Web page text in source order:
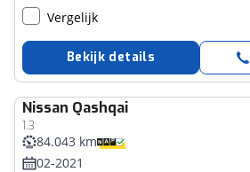
Vergelijk
Bekijk details
Nissan Qashqai
1.3
84.043 km
02-2021